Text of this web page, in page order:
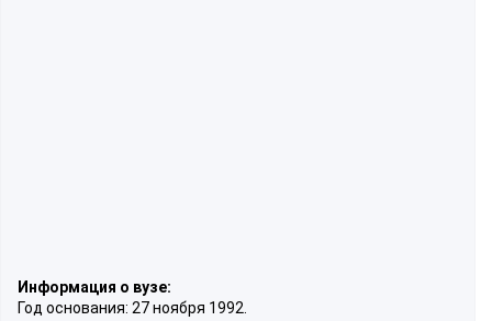
Информация о вузе:
Год основания: 27 ноября 1992.